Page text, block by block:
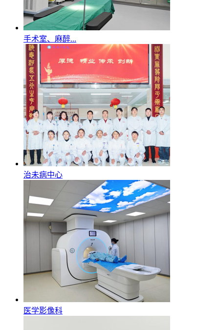
手术室、麻醉...
治未病中心
医学影像科